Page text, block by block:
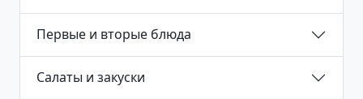
Первые и вторые блюда
Салаты и закуски